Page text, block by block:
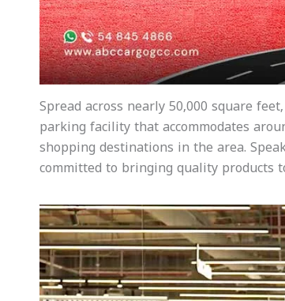
Spread across nearly 50,000 square
parking facility that accommodates
shopping destinations in the area.
committed to bringing quality products